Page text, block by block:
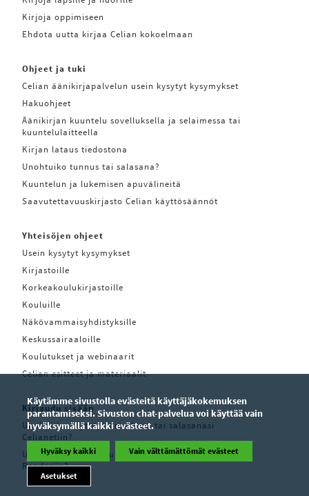
Kirjoja oppimiseen
Ehdota uutta kirjaa Celian kokoelmaan
Ohjeet ja tuki
Celian äänikirjapalvelun usein kysytyt kysymykset
Hakuohjeet
Äänikirjan kuuntelu sovelluksella ja selaimessa tai
kuuntelulaitteella
Kirjan lataus tiedostona
Unohtuiko tunnus tai salasana?
Kuuntelun ja lukemisen apuvälineitä
Saavutettavuuskirjasto Celian käyttösäännöt
Yhteisöjen ohjeet
Usein kysytyt kysymykset
Kirjastoille
Korkeakoulukirjastoille
Kouluille
Näkövammaisyhdistyksille
Keskussairaaloille
Koulutukset ja webinaarit
Celian esitteet ja materiaalit
Kirjaudu sisään
Unohditko käyttäjätunnuksesi tai salasanasi
Celianetiin?
Unohditko käyttäjätunnuksesi tai salasanasi Pratsam
Readeriin?
Käytämme sivustolla evästeitä käyttäjäkokemuksen
parantamiseksi. Sivuston chat-palvelua voi käyttää vain
hyväksymällä kaikki evästeet.
Hyväksy kaikki Vain välttämättömät evästeet
Asetukset